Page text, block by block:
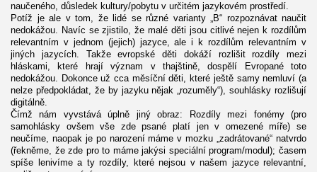
naučeného, důsledek kultury/pobytu v určitém jazykovém prostředí.
Potíž je ale v tom, že lidé se různé varianty „B“ rozpoznávat naučit
nedokážou. Navíc se zjistilo, že malé děti jsou citlivé nejen k rozdílům
relevantním v jednom (jejich) jazyce, ale i k rozdílům relevantním v
jiných jazycích. Takže evropské děti dokáží rozlišit rozdíly mezi
hláskami, které hrají význam v thajštině, dospělí Evropané toto
nedokážou. Dokonce už cca měsíční děti, které ještě samy nemluví (a
nelze předpokládat, že by jazyku nějak „rozuměly“), souhlásky rozlišují
digitálně.
Čímž nám vyvstává úplně jiný obraz: Rozdíly mezi fonémy (pro
samohlásky ovšem vše zde psané platí jen v omezené míře) se
neučíme, naopak je po narození máme v mozku „zadrátované“ natvrdo
(řekněme, že zde pro to máme jakýsi speciální program/modul); časem
spíše lenivíme a ty rozdíly, které nejsou v našem jazyce relevantní,